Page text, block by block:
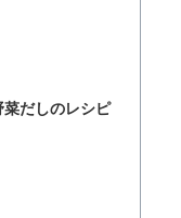
菜だしのレシピ